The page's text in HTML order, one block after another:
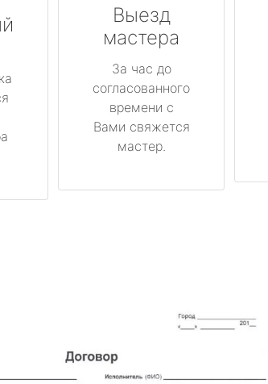
Выезд
мастера
За час до
согласованного
времени с
Вами свяжется
мастер.